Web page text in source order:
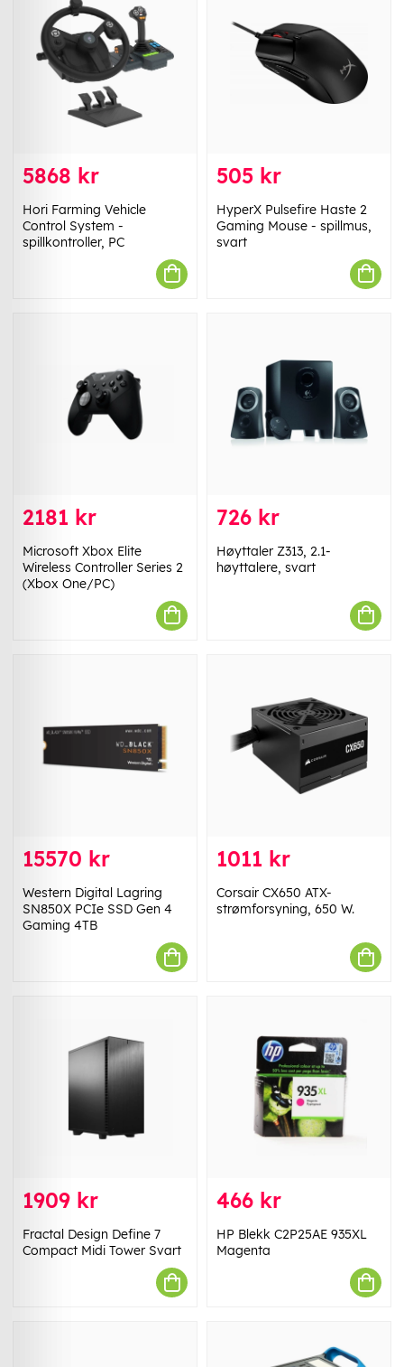
5868 kr
Hori Farming Vehicle
Control System -
spillkontroller, PC
505 kr
HyperX Pulsefire Haste 2
Gaming Mouse - spillmus,
svart
2181 kr
Microsoft Xbox Elite
Wireless Controller Series 2
(Xbox One/PC)
726 kr
Høyttaler Z313, 2.1-
høyttalere, svart
15570 kr
Western Digital Lagring
SN850X PCIe SSD Gen 4
Gaming 4TB
1011 kr
Corsair CX650 ATX-
strømforsyning, 650 W.
1909 kr
Fractal Design Define 7
Compact Midi Tower Svart
466 kr
HP Blekk C2P25AE 935XL
Magenta